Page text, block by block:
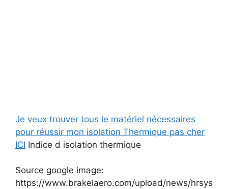
Je veux trouver tous le matériel nécessaires
pour réussir mon isolation Thermique pas cher
ICI Indice d isolation thermique
Source google image:
https://www.brakelaero.com/upload/news/hrsys